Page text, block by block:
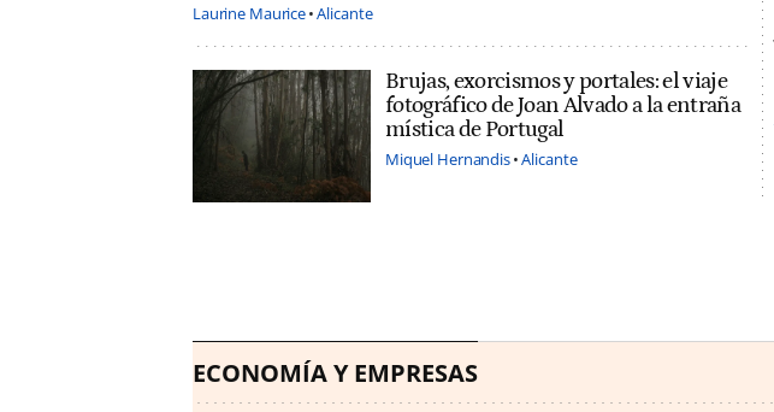
Laurine Maurice Alicante
Brujas, exorcismos y portales: el viaje
fotográfico de Joan Alvado a la entraña
mística de Portugal
Miquel Hernandis Alicante
ECONOMÍA Y EMPRESAS